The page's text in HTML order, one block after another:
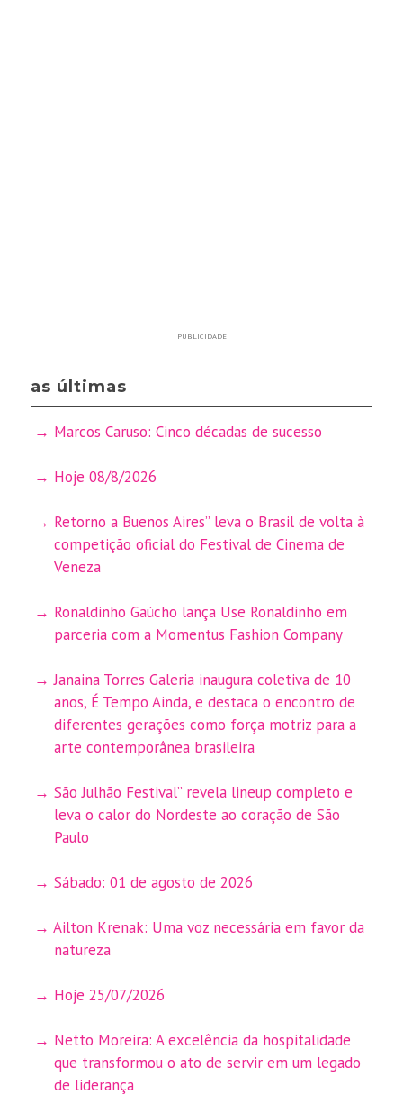
PUBLICIDADE
as últimas
Marcos Caruso: Cinco décadas de sucesso
Hoje 08/8/2026
Retorno a Buenos Aires” leva o Brasil de volta à
competição oficial do Festival de Cinema de
Veneza
Ronaldinho Gaúcho lança Use Ronaldinho em
parceria com a Momentus Fashion Company
Janaina Torres Galeria inaugura coletiva de 10
anos, É Tempo Ainda, e destaca o encontro de
diferentes gerações como força motriz para a
arte contemporânea brasileira
São Julhão Festival” revela lineup completo e
leva o calor do Nordeste ao coração de São
Paulo
Sábado: 01 de agosto de 2026
Ailton Krenak: Uma voz necessária em favor da
natureza
Hoje 25/07/2026
Netto Moreira: A excelência da hospitalidade
que transformou o ato de servir em um legado
de liderança